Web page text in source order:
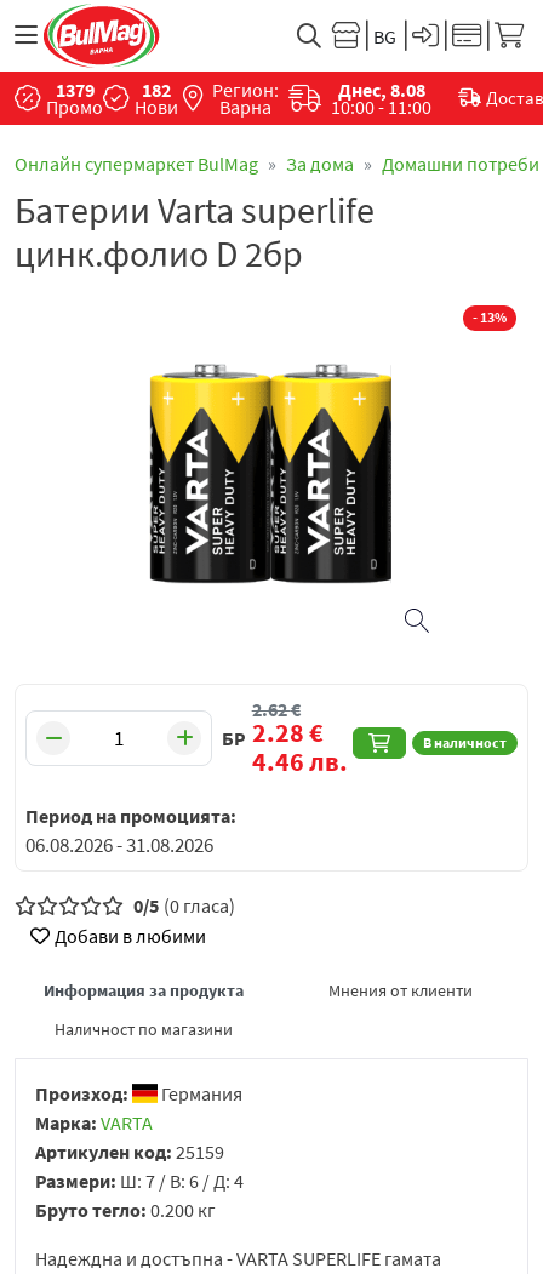
1379
Промо
182
Нови
Регион:
Варна
Днес, 8.08
10:00 - 11:00
Онлайн супермаркет BulMag За дома Домашни потреби
Батерии Varta superlife
цинк.фолио D 2бр
- 13%
БР В наличност
2.62€
2.28€
4.46лв.
Период на промоцията:
06.08.2026 - 31.08.2026
0/5 (0 гласа)
Добави в любими
Информация за продукта
Мнения от клиенти
Наличност по магазини
Произход:
Германия
Марка: VARTA
Артикулен код: 25159
Размери: Ш: 7 / В: 6 / Д: 4
Бруто тегло: 0.200 кг
Надеждна и достъпна - VARTA SUPERLIFE гамата